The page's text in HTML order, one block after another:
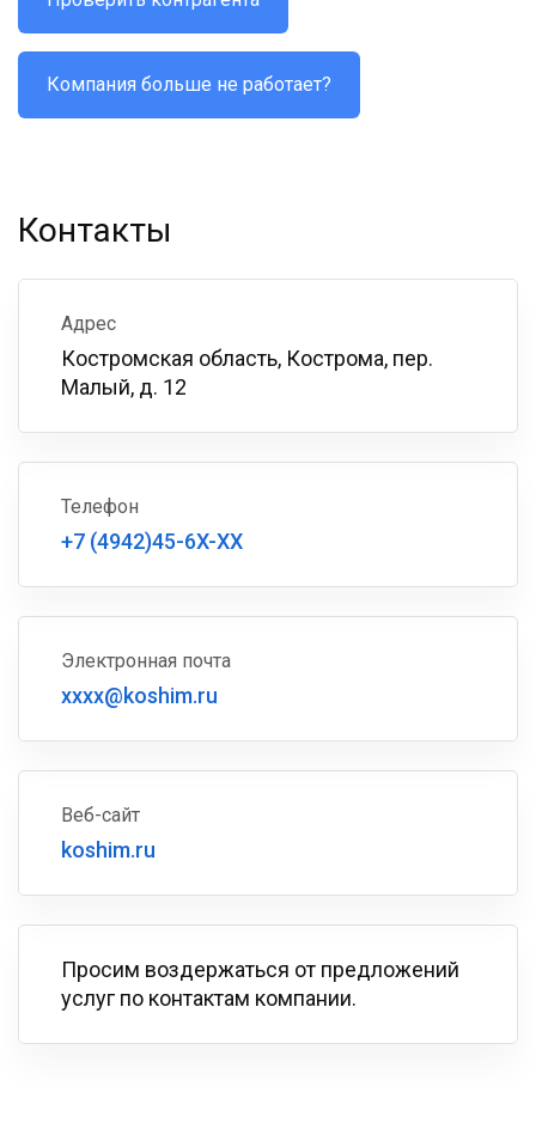
Компания больше не работает?
Контакты
Адрес
Костромская область, Кострома, пер.
Малый, д. 12
Телефон
+7 (4942)45-6X-XX
Электронная почта
xxxx@koshim.ru
Веб-сайт
koshim.ru
Просим воздержаться от предложений
услуг по контактам компании.